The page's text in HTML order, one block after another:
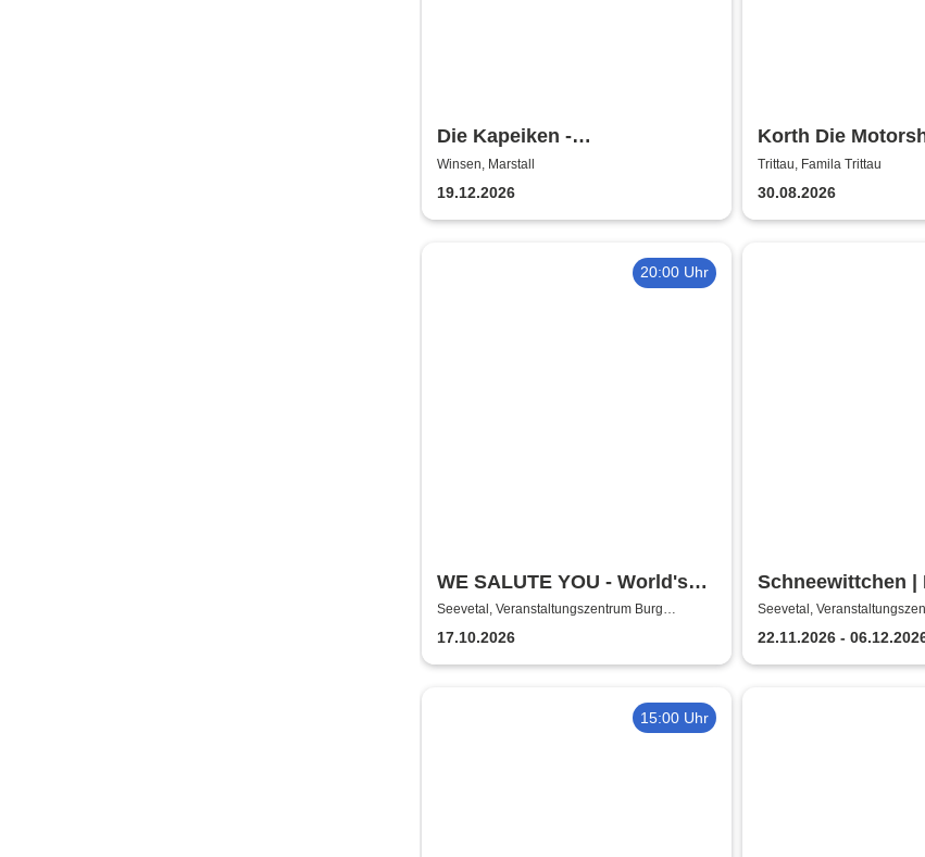
Die Kapeiken -
Abschiedskonzert
Winsen, Marstall
19.12.2026
Korth Die
Trittau, Famila Trittau
30.08.2026
20:00 Uhr
WE SALUTE YOU - World's
biggest Tribute to AC/DC
Seevetal, Veranstaltungszentrum Burg
Seevetal
17.10.2026
Schneewittchen |
Seevetal
Seevetal,
Seevetal
22.11.2026 -
15:00 Uhr